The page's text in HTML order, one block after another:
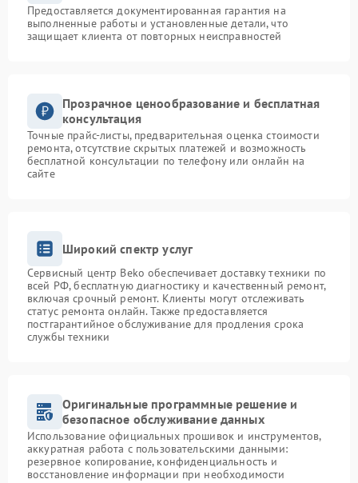
Предоставляется документированная гарантия на
выполненные работы и установленные детали, что
защищает клиента от повторных неисправностей
Прозрачное ценообразование и бесплатная
консультация
Точные прайс-листы, предварительная оценка стоимости
ремонта, отсутствие скрытых платежей и возможность
бесплатной консультации по телефону или онлайн на
сайте
Широкий спектр услуг
Сервисный центр Beko обеспечивает доставку техники по
всей РФ, бесплатную диагностику и качественный ремонт,
включая срочный ремонт. Клиенты могут отслеживать
статус ремонта онлайн. Также предоставляется
постгарантийное обслуживание для продления срока
службы техники
Оригинальные программные решение и
безопасное обслуживание данных
Использование официальных прошивок и инструментов,
аккуратная работа с пользовательскими данными:
резервное копирование, конфиденциальность и
восстановление информации при необходимости